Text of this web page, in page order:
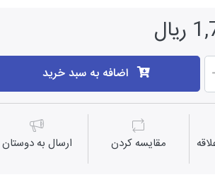
اضافه به سبد خرید
مقايسه كردن ارسال به دوستان